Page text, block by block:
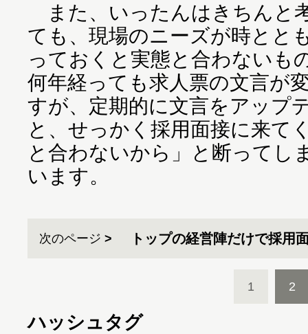
また、いったんはきちんと
ても、現場のニーズが時とと
っておくと実態と合わないも
何年経っても求人票の文言が
すが、定期的に文言をアップ
と、せっかく採用面接に来て
と合わないから」と断ってし
います。
次のページ トップの経営陣だけで採用
1 2
ハッシュタグ